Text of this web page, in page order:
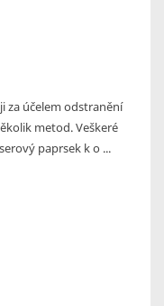
za účelem odstranění
metod. Veškeré
paprsek k o ...